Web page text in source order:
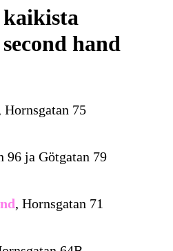
kaikista
hand
Hornsgatan 75
96 ja Götgatan 79
, Hornsgatan 71